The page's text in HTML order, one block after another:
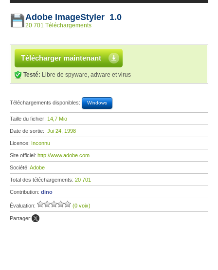
Adobe ImageStyler 1.0
20 701 Téléchargements
Télécharger maintenant
Testé: Libre de spyware, adware et virus
Téléchargements disponibles: Windows
Taille du fichier: 14,7 Mio
Date de sortie: Jui 24, 1998
Licence: Inconnu
Site officiel: http://www.adobe.com
Société: Adobe
Total des téléchargements: 20 701
Contribution: dino
Évaluation: (0 voix)
Partager: